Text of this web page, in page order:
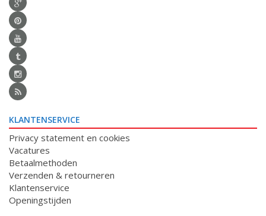
KLANTENSERVICE
Privacy statement en cookies
Vacatures
Betaalmethoden
Verzenden & retourneren
Klantenservice
Openingstijden